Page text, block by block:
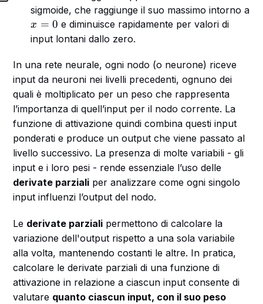
sigmoide, che raggiunge il suo massimo intorno a
x
=
x = 0 e diminuisce rapidamente per valori di
input lontani dallo zero.
In una rete neurale, ogni nodo (o neurone) riceve
input da neuroni nei livelli precedenti, ognuno dei
quali è moltiplicato per un peso che rappresenta
l’importanza di quell’input per il nodo corrente. La
funzione di attivazione quindi combina questi input
ponderati e produce un output che viene passato al
livello successivo. La presenza di molte variabili - gli
input e i loro pesi - rende essenziale l’uso delle
derivate parziali per analizzare come ogni singolo
input influenzi l’output del nodo.
Le derivate parziali permettono di calcolare la
variazione dell'output rispetto a una sola variabile
alla volta, mantenendo costanti le altre. In pratica,
calcolare le derivate parziali di una funzione di
attivazione in relazione a ciascun input consente di
valutare quanto ciascun input, con il suo peso